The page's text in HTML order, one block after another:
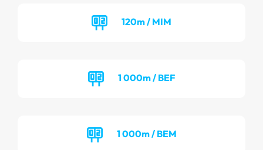
120m / MIM
1 000m / BEF
1 000m / BEM